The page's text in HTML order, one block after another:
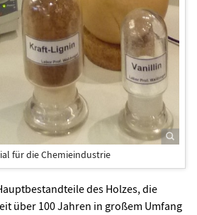
für die Chemieindustrie
des Holzes, die
über 100 Jahren in großem Umfang